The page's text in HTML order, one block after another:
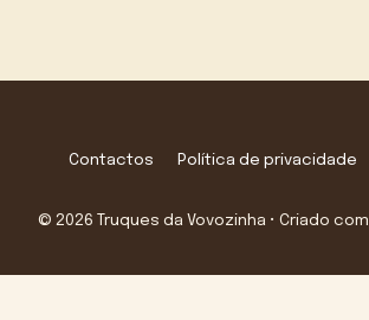
Contactos Política de privacidade
© 2026 Truques da Vovozinha • Criado com